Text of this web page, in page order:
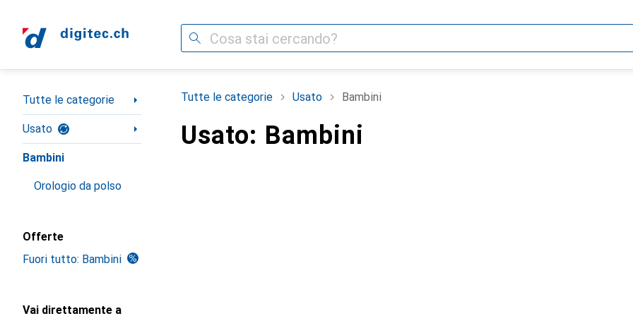
Cerca
Categoria Navigazione
Tutte le categorie
Usato
Bambini
Orologio da polso
Offerte
Fuori tutto: Bambini
Vai direttamente a
Tutte le categorie Usato Bambini
Usato: Bambini